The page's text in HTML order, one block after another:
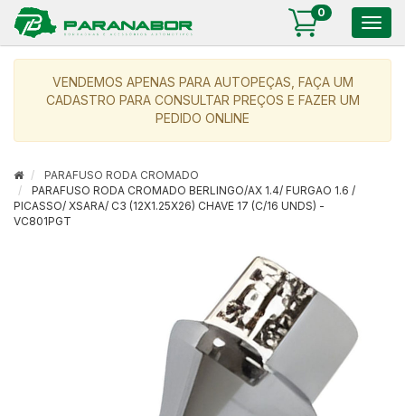
0
VENDEMOS APENAS PARA AUTOPEÇAS, FAÇA UM
CADASTRO PARA CONSULTAR PREÇOS E FAZER UM
PEDIDO ONLINE
PARAFUSO RODA CROMADO
PARAFUSO RODA CROMADO BERLINGO/AX 1.4/ FURGAO 1.6 /
PICASSO/ XSARA/ C3 (12X1.25X26) CHAVE 17 (C/16 UNDS) -
VC801PGT